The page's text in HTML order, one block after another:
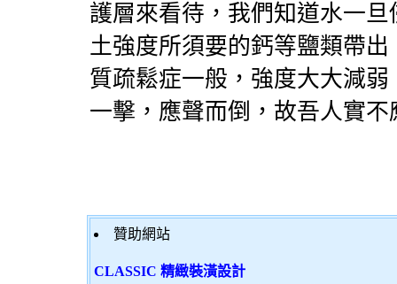
護層來看待，我們知道水一
土強度所須要的鈣等鹽類帶
質疏鬆症一般，強度大大減
一擊，應聲而倒，故吾人實不
贊助網站
CLASSIC 精緻裝潢設計